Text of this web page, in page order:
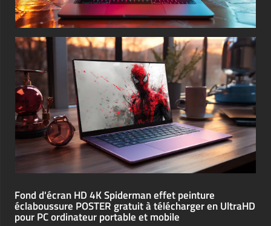
Fond d'écran HD 4K Spiderman effet peinture
éclaboussure POSTER gratuit à télécharger en UltraHD
pour PC ordinateur portable et mobile